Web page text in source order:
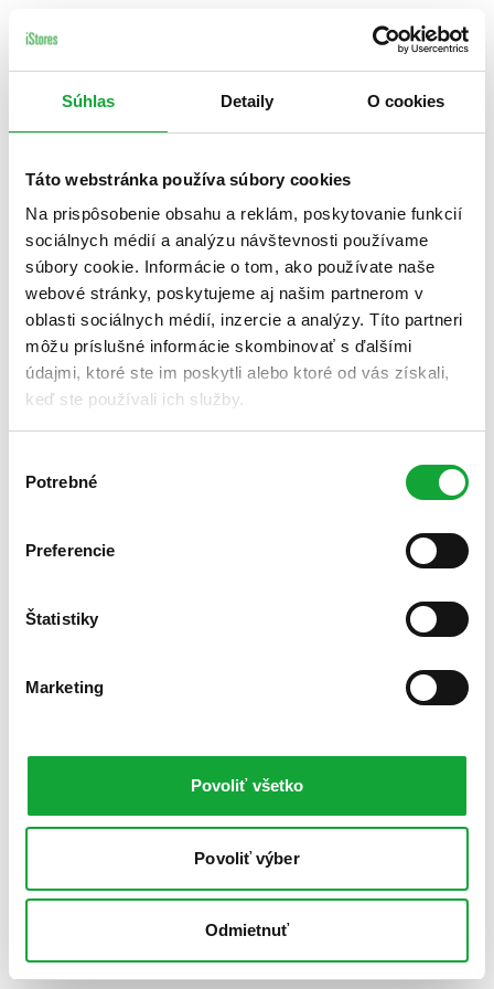
Súhlas Detaily O cookies
Táto webstránka používa súbory cookies
Na prispôsobenie obsahu a reklám, poskytovanie funkcií
sociálnych médií a analýzu návštevnosti používame
súbory cookie. Informácie o tom, ako používate naše
webové stránky, poskytujeme aj našim partnerom v
oblasti sociálnych médií, inzercie a analýzy. Títo partneri
môžu príslušné informácie skombinovať s ďalšími
údajmi, ktoré ste im poskytli alebo ktoré od vás získali,
keď ste používali ich služby.
súhlasu
Potrebné
Preferencie
Štatistiky
Marketing
Povoliť všetko
Povoliť výber
Odmietnuť